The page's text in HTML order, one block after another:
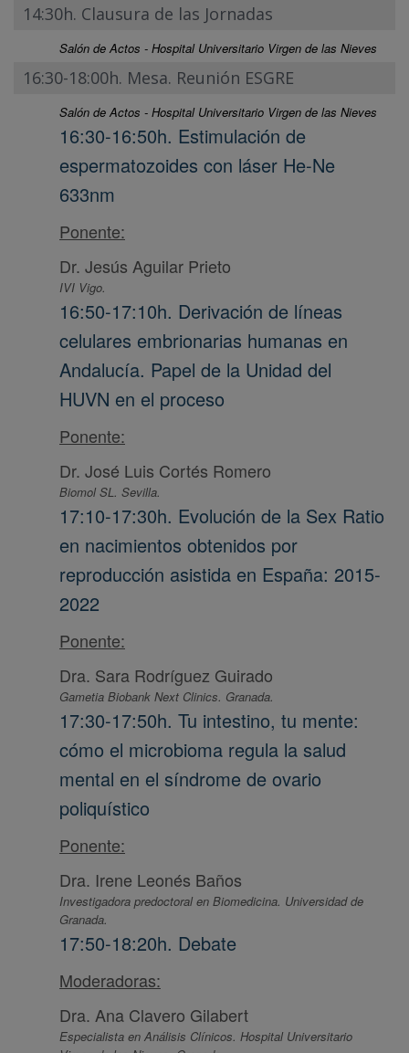
14:30h. Clausura de las Jornadas
Salón de Actos - Hospital Universitario Virgen de las Nieves
16:30-18:00h. Mesa. Reunión ESGRE
Salón de Actos - Hospital Universitario Virgen de las Nieves
16:30-16:50h. Estimulación de
espermatozoides con láser He-Ne
633nm
Ponente:
Dr. Jesús Aguilar Prieto
IVI Vigo.
16:50-17:10h. Derivación de líneas
celulares embrionarias humanas en
Andalucía. Papel de la Unidad del
HUVN en el proceso
Ponente:
Dr. José Luis Cortés Romero
Biomol SL. Sevilla.
17:10-17:30h. Evolución de la Sex Ratio
en nacimientos obtenidos por
reproducción asistida en España: 2015-
2022
Ponente:
Dra. Sara Rodríguez Guirado
Gametia Biobank Next Clinics. Granada.
17:30-17:50h. Tu intestino, tu mente:
cómo el microbioma regula la salud
mental en el síndrome de ovario
poliquístico
Ponente:
Dra. Irene Leonés Baños
Investigadora predoctoral en Biomedicina. Universidad de
Granada.
17:50-18:20h. Debate
Moderadoras:
Dra. Ana Clavero Gilabert
Especialista en Análisis Clínicos. Hospital Universitario